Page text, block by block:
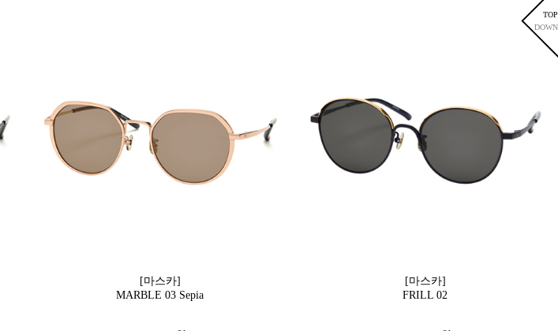
TOP
DOWN
[마스카]
MARBLE 03 Sepia
[마스카]
FRILL 02